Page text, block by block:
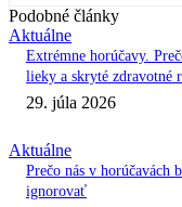
Podobné články
Aktuálne
Extrémne horúčavy.
lieky a skryté zdravotné
29. júla 2026
Aktuálne
Prečo nás v horúčavách
ignorovať